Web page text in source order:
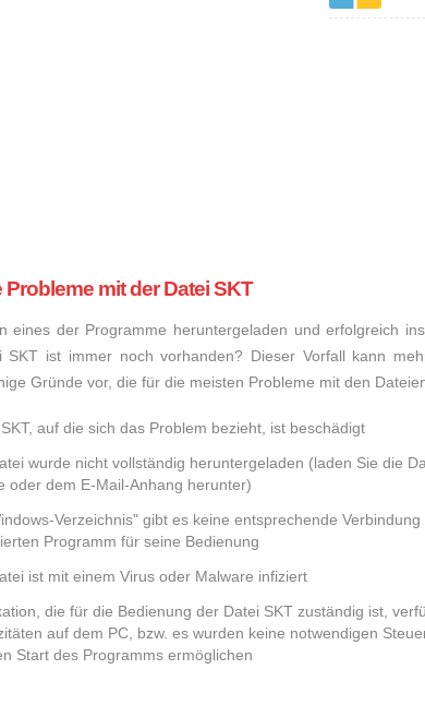
Probleme mit der Datei SKT
eines der Programme heruntergeladen und erfolgreich
SKT ist immer noch vorhanden? Dieser Vorfall kann
Gründe vor, die für die meisten Probleme mit den
auf die sich das Problem bezieht, ist beschädigt
wurde nicht vollständig heruntergeladen (laden Sie die
oder dem E-Mail-Anhang herunter)
Verzeichnis" gibt es keine entsprechende
Programm für seine Bedienung
ist mit einem Virus oder Malware infiziert
die für die Bedienung der Datei SKT zuständig ist,
auf dem PC, bzw. es wurden keine notwendigen
Start des Programms ermöglichen